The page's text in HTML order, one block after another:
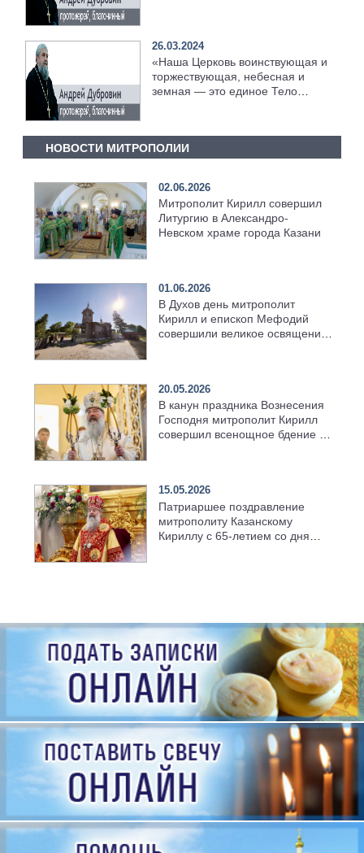
26.03.2024
«Наша Церковь воинствующая и
торжествующая, небесная и
земная — это единое Тело
НОВОСТИ МИТРОПОЛИИ
02.06.2026
Митрополит Кирилл совершил
Литургию в Александро-
Невском храме города Казани
01.06.2026
В Духов день митрополит
Кирилл и епископ Мефодий
совершили великое освящение
20.05.2026
В канун праздника Вознесения
Господня митрополит Кирилл
совершил всенощное бдение в
15.05.2026
Патриаршее поздравление
митрополиту Казанскому
Кириллу с 65-летием со дня